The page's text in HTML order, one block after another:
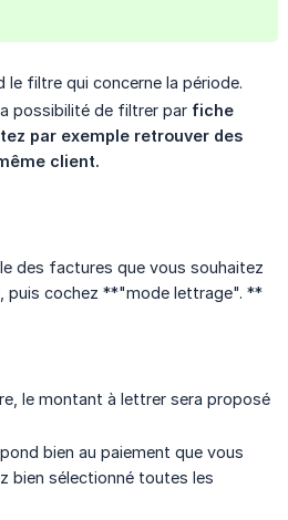
le filtre qui concerne la période.
possibilité de filtrer par fiche
par exemple retrouver des
client.
des factures que vous souhaitez
puis cochez **"mode lettrage". **
le montant à lettrer sera proposé
bien au paiement que vous
bien sélectionné toutes les